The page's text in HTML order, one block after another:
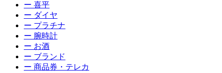
ー 喜平
ー ダイヤ
ー プラチナ
ー 腕時計
ー お酒
ー ブランド
ー 商品券・テレカ